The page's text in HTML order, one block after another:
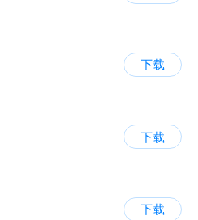
下载
下载
下载